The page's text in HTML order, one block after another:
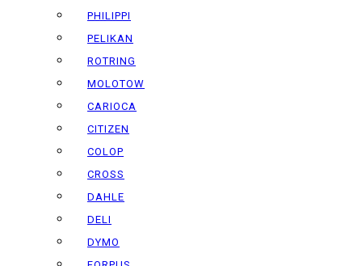
PHILIPPI
PELIKAN
ROTRING
MOLOTOW
CARIOCA
CITIZEN
COLOP
CROSS
DAHLE
DELI
DYMO